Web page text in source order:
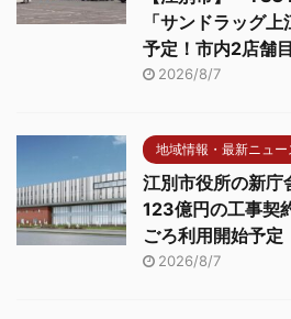
「サンドラッグ
予定！市内2店舗目
2026/8/7
地域情報・最新ニュー
江別市役所の新庁
123億円の工事
ごろ利用開始予定
2026/8/7